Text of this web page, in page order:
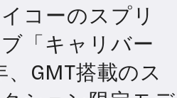
1029 Money1263 Life
コーのスプリ
「キャリバー
GMT搭載のス